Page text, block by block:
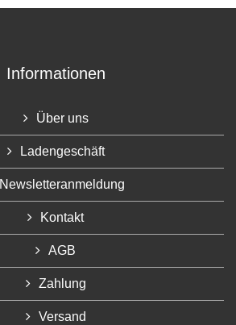
Informationen
Über uns
Ladengeschäft
Newsletteranmeldung
Kontakt
AGB
Zahlung
Versand